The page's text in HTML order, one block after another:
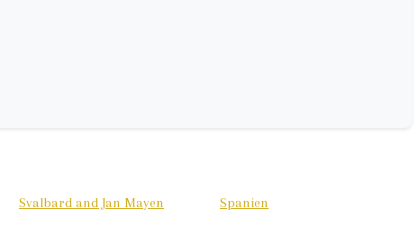
Svalbard and Jan Mayen Spanien